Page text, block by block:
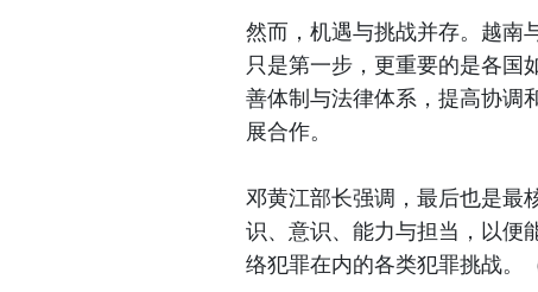
然而，机遇与挑战并存。越南
只是第一步，更重要的是各国
善体制与法律体系，提高协调
展合作。
邓黄江部长强调，最后也是最
识、意识、能力与担当，以便
络犯罪在内的各类犯罪挑战。